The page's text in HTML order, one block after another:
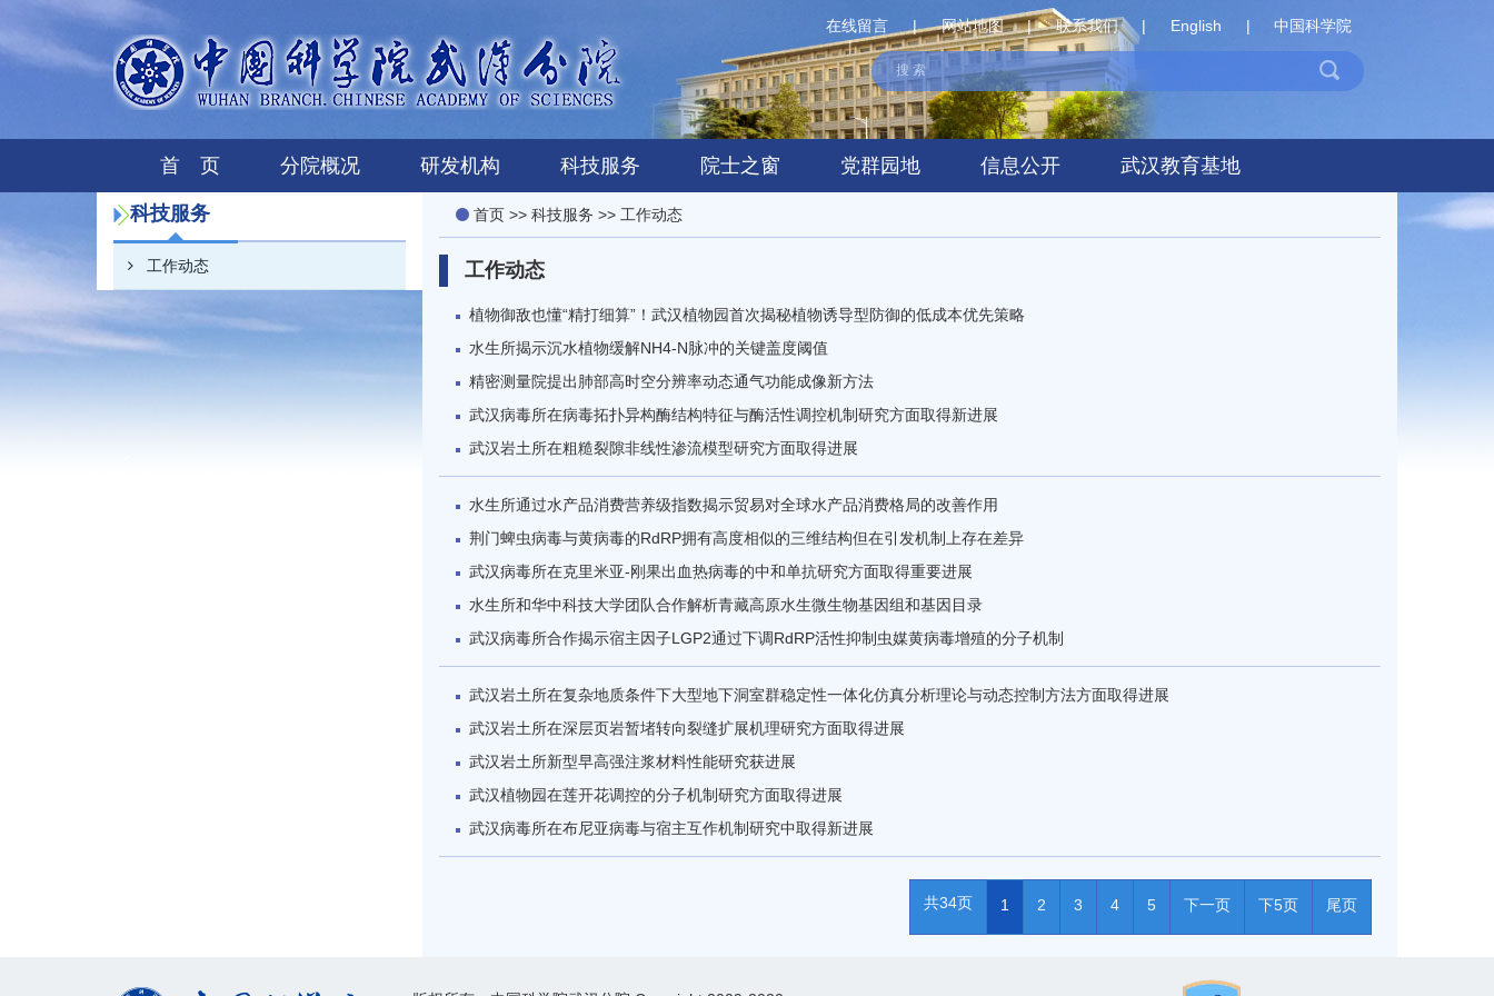
中国科学院
|
English
|
联系我们
|
网站地图
|
在线留言
首 页 分院概况 研发机构 科技服务 院士之窗 党群园地 信息公开 武汉教育基地
科技服务
工作动态
首页>> 科技服务 >> 工作动态
工作动态
植物御敌也懂“精打细算”！武汉植物园首次揭秘植物诱导型防御的低成本优先策略
水生所揭示沉水植物缓解NH4-N脉冲的关键盖度阈值
精密测量院提出肺部高时空分辨率动态通气功能成像新方法
武汉病毒所在病毒拓扑异构酶结构特征与酶活性调控机制研究方面取得新进展
武汉岩土所在粗糙裂隙非线性渗流模型研究方面取得进展
水生所通过水产品消费营养级指数揭示贸易对全球水产品消费格局的改善作用
荆门蜱虫病毒与黄病毒的RdRP拥有高度相似的三维结构但在引发机制上存在差异
武汉病毒所在克里米亚-刚果出血热病毒的中和单抗研究方面取得重要进展
水生所和华中科技大学团队合作解析青藏高原水生微生物基因组和基因目录
武汉病毒所合作揭示宿主因子LGP2通过下调RdRP活性抑制虫媒黄病毒增殖的分子机制
武汉岩土所在复杂地质条件下大型地下洞室群稳定性一体化仿真分析理论与动态控制方法方面取得进展
武汉岩土所在深层页岩暂堵转向裂缝扩展机理研究方面取得进展
武汉岩土所新型早高强注浆材料性能研究获进展
武汉植物园在莲开花调控的分子机制研究方面取得进展
武汉病毒所在布尼亚病毒与宿主互作机制研究中取得新进展
共34页 1 2 3 4 5 下一页 下5页 尾页